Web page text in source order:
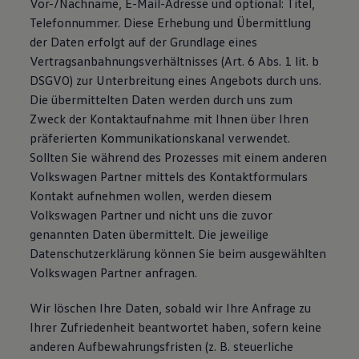
Lifestyle
Transport
Familie
Elektromobilität
Volkswagen R
Pannen- und Unfallhilfe
Volkswagen Kundenbetreuung
Vor-/Nachname, E-Mail-Adresse und optional: Titel,
Telefonnummer. Diese Erhebung und Übermittlung
der Daten erfolgt auf der Grundlage eines
Vertragsanbahnungsverhältnisses (Art. 6 Abs. 1 lit. b
DSGVO) zur Unterbreitung eines Angebots durch uns.
Die übermittelten Daten werden durch uns zum
Zweck der Kontaktaufnahme mit Ihnen über Ihren
präferierten Kommunikationskanal verwendet.
Sollten Sie während des Prozesses mit einem anderen
Volkswagen Partner mittels des Kontaktformulars
Kontakt aufnehmen wollen, werden diesem
Volkswagen Partner und nicht uns die zuvor
genannten Daten übermittelt. Die jeweilige
Datenschutzerklärung können Sie beim ausgewählten
Volkswagen Partner anfragen.
Wir löschen Ihre Daten, sobald wir Ihre Anfrage zu
Ihrer Zufriedenheit beantwortet haben, sofern keine
anderen Aufbewahrungsfristen (z. B. steuerliche